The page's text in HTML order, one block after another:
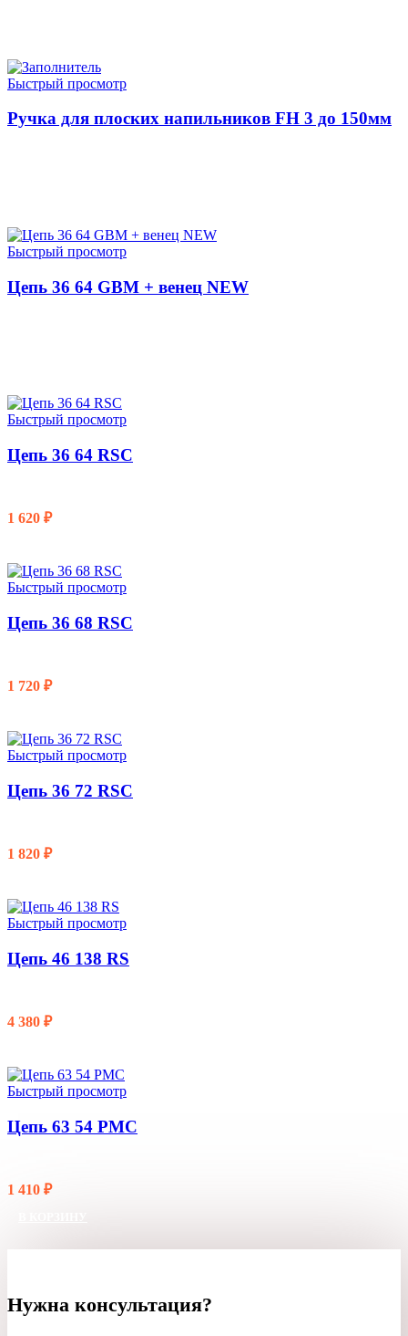
Быстрый просмотр
Ручка для плоских напильников FH 3 до 150мм
Быстрый просмотр
Цепь 36 64 GBM + венец NEW
Быстрый просмотр
Цепь 36 64 RSC
1 620 ₽
Быстрый просмотр
Цепь 36 68 RSC
1 720 ₽
Быстрый просмотр
Цепь 36 72 RSC
1 820 ₽
Быстрый просмотр
Цепь 46 138 RS
4 380 ₽
Быстрый просмотр
Цепь 63 54 PMC
1 410 ₽
Нужна консультация?